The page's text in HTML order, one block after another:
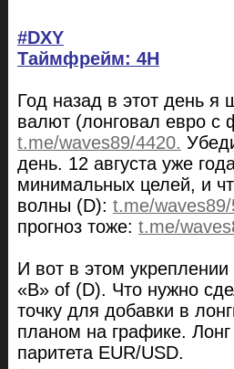
#DXY
Таймфрейм: 4H
Год назад в этот день я
валют (лонговал евро с
t.me/waves89/4420.
день. 12 августа уже
минимальных целей, и
волны (D): t.me/
прогноз тоже: t.me/
И вот в этом
«B» of (D). Что нужно
точку для добавки в
планом на графике.
паритета EUR/USD.